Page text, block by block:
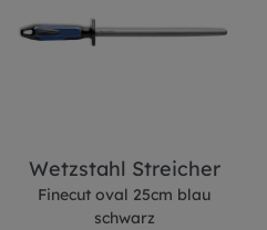
Wetzstahl Streicher
Finecut oval 25cm blau
schwarz